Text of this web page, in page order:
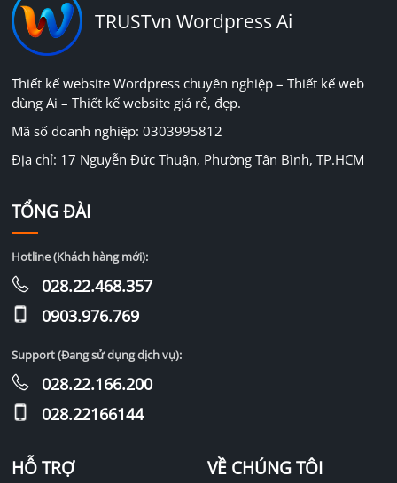
TRUSTvn Wordpress Ai
Thiết kế website Wordpress chuyên nghiệp – Thiết kế web
dùng Ai – Thiết kế website giá rẻ, đẹp.
Mã số doanh nghiệp: 0303995812
Địa chỉ: 17 Nguyễn Đức Thuận, Phường Tân Bình, TP.HCM
HỖ TRỢ VỀ CHÚNG TÔI
TỔNG ĐÀI
Hotline (Khách hàng mới):
028.22.468.357
0903.976.769
Support (Đang sử dụng dịch vụ):
028.22.166.200
028.22166144